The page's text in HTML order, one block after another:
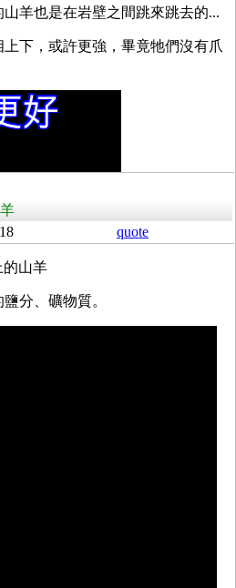
羊也是在岩壁之間跳來跳去的...
下，或許更強，畢竟牠們沒有爪
quote
的山羊
分、礦物質。